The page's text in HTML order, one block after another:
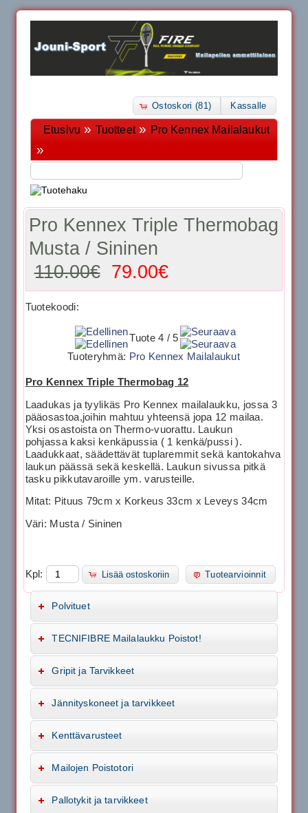
Ostoskori (81) Kassalle
Etusivu » Tuotteet» Pro Kennex Mailalaukut
»
Pro Kennex Triple Thermobag
Musta / Sininen
110.00€ 79.00€
Tuotekoodi:
Tuote 4 / 5
Tuoteryhmä: Pro Kennex Mailalaukut
Pro Kennex Triple Thermobag 12
Laadukas ja tyylikäs Pro Kennex mailalaukku, jossa 3
pääosastoa,joihin mahtuu yhteensä jopa 12 mailaa.
Yksi osastoista on Thermo-vuorattu. Laukun
pohjassa kaksi kenkäpussia ( 1 kenkä/pussi ).
Laadukkaat, säädettävät tuplaremmit sekä kantokahva
laukun päässä sekä keskellä. Laukun sivussa pitkä
tasku pikkutavaroille ym. varusteille.
Mitat: Pituus 79cm x Korkeus 33cm x Leveys 34cm
Väri: Musta / Sininen
Kpl: Lisää ostoskoriin Tuotearvioinnit
Polvituet
TECNIFIBRE Mailalaukku Poistot!
Gripit ja Tarvikkeet
Jännityskoneet ja tarvikkeet
Kenttävarusteet
Mailojen Poistotori
Pallotykit ja tarvikkeet